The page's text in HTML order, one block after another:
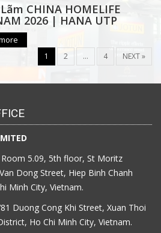
CHINA HOMELIFE
2026 | HANA UTP
1 2 … 4 NEXT »
Room 5.09, 5th floor, St Moritz
Dong Street, Hiep Binh Chanh
Minh City, Vietnam.
Duong Cong Khi Street, Xuan Thoi
Ho Chi Minh City, Vietnam.